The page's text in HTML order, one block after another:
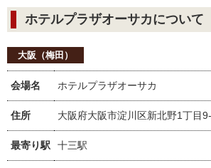
ホテルプラザオーサカについて
大阪（梅田）
会場名 ホテルプラザオーサカ
住所 大阪府大阪市淀川区新北野1丁目
最寄り駅 十三駅